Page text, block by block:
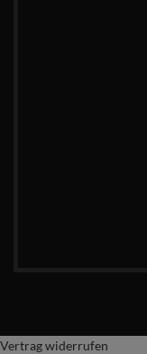
Vertrag widerrufen